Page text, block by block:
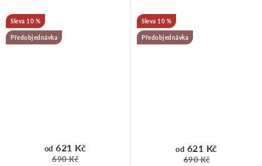
10 %
Předobjednávka
od 621 Kč
690 Kč
10 %
Předobjednávka
od 621 Kč
690 Kč